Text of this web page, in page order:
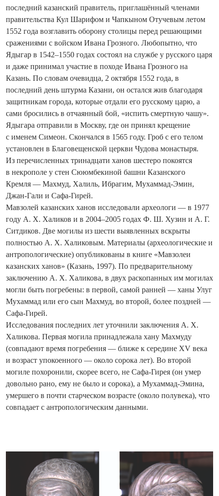
последний казанский правитель, приглашённый членами
правительства Кул Шарифом и Чапкыном Отучевым летом
1552 года возглавить оборону столицы перед решающими
сражениями с вой­ском Ивана Грозного. Любопытно, что
Ядыгар в 1542–1550 годах состоял на службе у русского царя
и даже принимал участие в походе Ивана Грозного на
Казань. По словам очевидца, 2 октября 1552 года, в
последний день штурма Казани, он остался жив благодаря
защитникам города, которые отдали его русскому царю, а
сами бросились в отчаянный бой, «испить смертную чашу».
Ядыгара отправили в Москву, где он принял крещение
с именем Симеон. Скончался в 1565 году. Гроб с его телом
установлен в Благовещенской церкви Чудова монастыря.
Из перечисленных трина­дцати ханов шестеро покоятся
в некрополе у стен Сююмбекиной башни Казанского
Кремля — Махмуд, Халиль, Ибрагим, Мухаммад-Эмин,
Джан-Гали и Сафа-Гирей.
Мавзолей казанских ханов исследовали археологи — в 1977
году А. Х. Халиков и в 2004–2005 годах Ф. Ш. Хузин и А. Г.
Ситдиков. Две могилы из шести выявленных вскрыты
полностью А. Х. Халиковым. Материалы (археологические и
антропологические) опубликованы в книге «Мавзолеи
казанских ханов» (Казань, 1997). По предварительному
заключению А. Х. Халикова, в двух раскопанных им могилах
могли быть погребены: в первой, самой ранней — ханы Улуг
Мухаммад или его сын Махмуд, во второй, более поздней —
Сафа-Гирей.
Исследования последних лет уточнили заключения А. Х.
Халикова. Первая могила принадлежала хану Махмуду
(совпадают время погребения — ближе к середине XV века
и возраст упокоенного — около сорока лет). Во второй
могиле похоронили, скорее всего, не Сафа-Гирея (он умер
довольно рано, ему не было и сорока), а Мухаммад-Эмина,
умершего в почти старческом возрасте (около полувека), что
совпадает с антропологическим данными.